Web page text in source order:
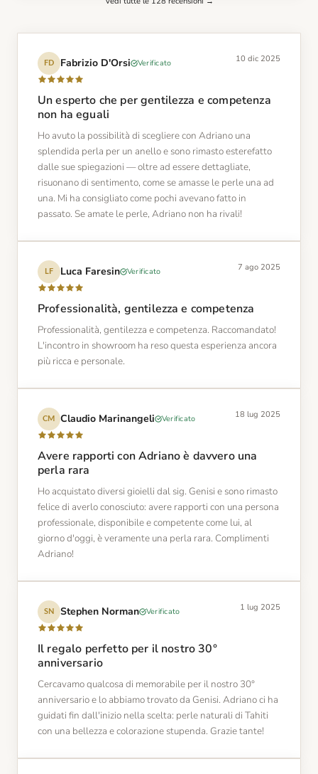
FD Fabrizio D'Orsi Verificato 10 dic 2025
Un esperto che per gentilezza e competenza
non ha eguali
Ho avuto la possibilità di scegliere con Adriano una
splendida perla per un anello e sono rimasto esterefatto
dalle sue spiegazioni — oltre ad essere dettagliate,
risuonano di sentimento, come se amasse le perle una ad
una. Mi ha consigliato come pochi avevano fatto in
passato. Se amate le perle, Adriano non ha rivali!
LF Luca Faresin Verificato 7 ago 2025
Professionalità, gentilezza e competenza
Professionalità, gentilezza e competenza. Raccomandato!
L'incontro in showroom ha reso questa esperienza ancora
più ricca e personale.
CM Claudio Marinangeli Verificato 18 lug 2025
Avere rapporti con Adriano è davvero una
perla rara
Ho acquistato diversi gioielli dal sig. Genisi e sono rimasto
felice di averlo conosciuto: avere rapporti con una persona
professionale, disponibile e competente come lui, al
giorno d'oggi, è veramente una perla rara. Complimenti
Adriano!
SN Stephen Norman Verificato 1 lug 2025
Il regalo perfetto per il nostro 30°
anniversario
Cercavamo qualcosa di memorabile per il nostro 30°
anniversario e lo abbiamo trovato da Genisi. Adriano ci ha
guidati fin dall'inizio nella scelta: perle naturali di Tahiti
con una bellezza e colorazione stupenda. Grazie tante!